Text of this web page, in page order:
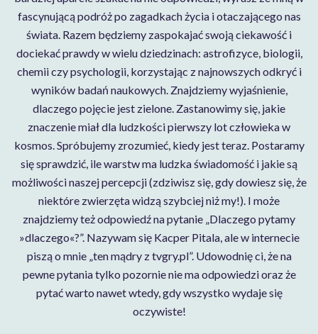
fascynującą podróż po zagadkach życia i otaczającego nas
świata. Razem będziemy zaspokajać swoją ciekawość i
dociekać prawdy w wielu dziedzinach: astrofizyce, biologii,
chemii czy psychologii, korzystając z najnowszych odkryć i
wyników badań naukowych. Znajdziemy wyjaśnienie,
dlaczego pojęcie jest zielone. Zastanowimy się, jakie
znaczenie miał dla ludzkości pierwszy lot człowieka w
kosmos. Spróbujemy zrozumieć, kiedy jest teraz. Postaramy
się sprawdzić, ile warstw ma ludzka świadomość i jakie są
możliwości naszej percepcji (zdziwisz się, gdy dowiesz się, że
niektóre zwierzęta widzą szybciej niż my!). I może
znajdziemy też odpowiedź na pytanie „Dlaczego pytamy
»dlaczego«?”. Nazywam się Kacper Pitala, ale w internecie
piszą o mnie „ten mądry z tvgry.pl”. Udowodnię ci, że na
pewne pytania tylko pozornie nie ma odpowiedzi oraz że
pytać warto nawet wtedy, gdy wszystko wydaje się
oczywiste!